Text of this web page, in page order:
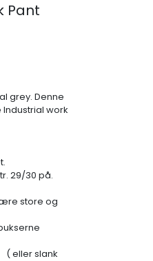
Pant
grey. Denne
work
29/30 på.
store og
( eller slank